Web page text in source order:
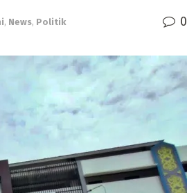
, News, Politik 0